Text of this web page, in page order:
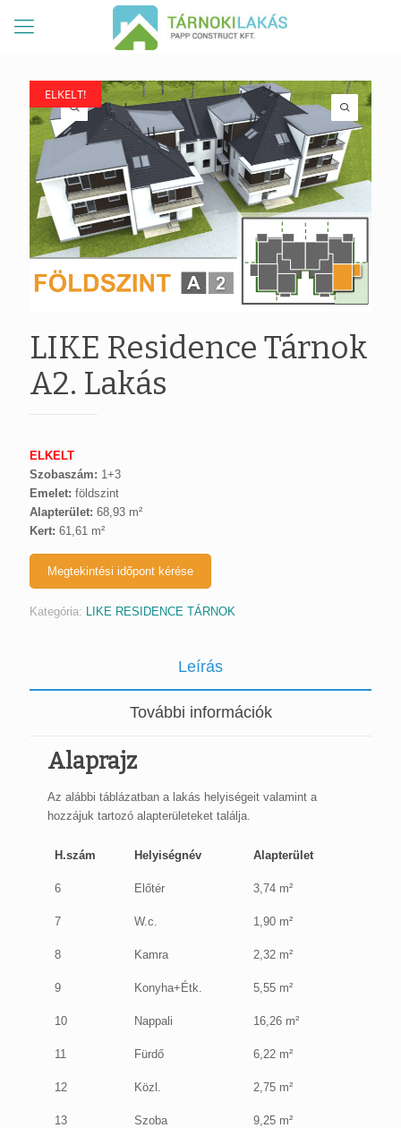
ELKELT!
ELKELT!
LIKE Residence Tárnok
A2. Lakás
ELKELT
Szobaszám: 1+3
Emelet: földszint
Alapterület: 68,93 m²
Kert: 61,61 m²
Megtekintési időpont kérése
Kategória: LIKE RESIDENCE TÁRNOK
Leírás
További információk
Alaprajz
Az alábbi táblázatban a lakás helyiségeit valamint a
hozzájuk tartozó alapterületeket találja.
H.szám Helyiségnév Alapterület
6 Előtér 3,74 m²
7 W.c. 1,90 m²
8 Kamra 2,32 m²
9 Konyha+Étk. 5,55 m²
10 Nappali 16,26 m²
11 Fürdő 6,22 m²
12 Közl. 2,75 m²
13 Szoba 9,25 m²